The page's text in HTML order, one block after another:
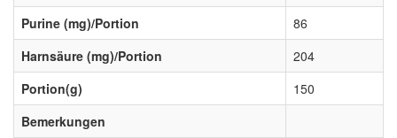
Purine (mg)/Portion
86
Harnsäure (mg)/Portion
204
Portion(g)
150
Bemerkungen